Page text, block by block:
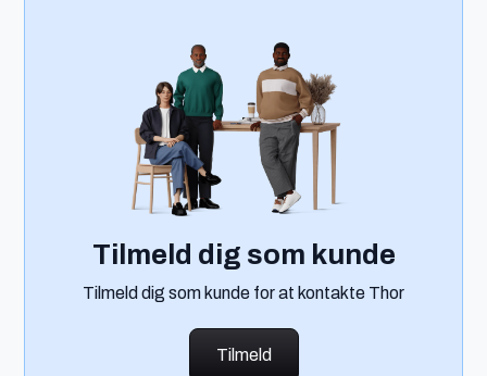
Tilmeld dig som kunde
Tilmeld dig som kunde for at kontakte Thor
Tilmeld